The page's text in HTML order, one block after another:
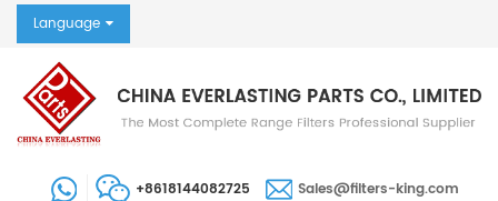
Language
+8618144082725 Sales@filters-king.com